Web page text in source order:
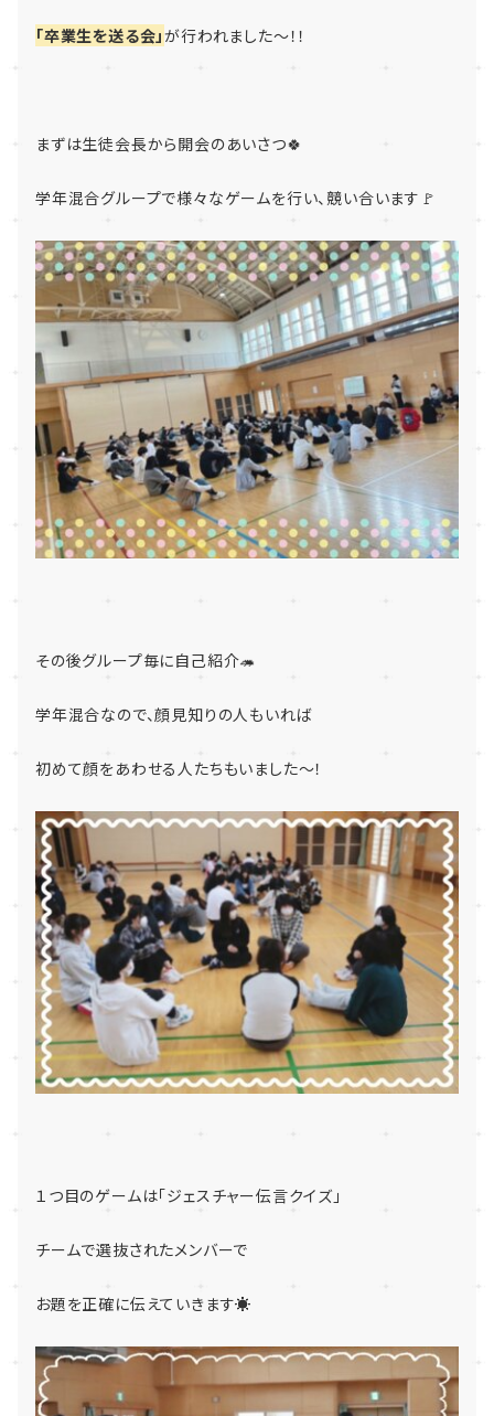
「卒業生を送る会」が行われました～！！
まずは生徒会長から開会のあいさつ🍀
学年混合グループで様々なゲームを行い、競い合います🚩
その後グループ毎に自己紹介🦔
学年混合なので、顔見知りの人もいれば
初めて顔をあわせる人たちもいました～！
１つ目のゲームは「ジェスチャー伝言クイズ」
チームで選抜されたメンバーで
お題を正確に伝えていきます☀